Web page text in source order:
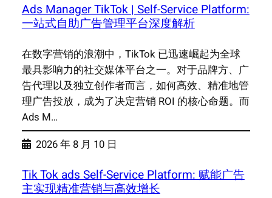
Ads Manager TikTok | Self-Service Platform:
一站式自助广告管理平台深度解析
在数字营销的浪潮中，TikTok 已迅速崛起为全球
最具影响力的社交媒体平台之一。对于品牌方、广
告代理以及独立创作者而言，如何高效、精准地管
理广告投放，成为了决定营销 ROI 的核心命题。而
Ads M…
2026 年 8 月 10 日
Tik Tok ads Self-Service Platform: 赋能广告
主实现精准营销与高效增长